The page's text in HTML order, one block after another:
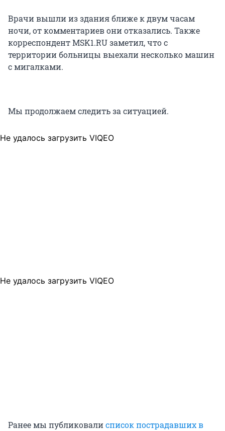
Врачи вышли из здания ближе к двум часам
ночи, от комментариев они отказались. Также
корреспондент MSK1.RU заметил, что с
территории больницы выехали несколько машин
с мигалками.
Мы продолжаем следить за ситуацией.
Не удалось загрузить VIQEO
Не удалось загрузить VIQEO
Ранее мы публиковалисписок пострадавших в